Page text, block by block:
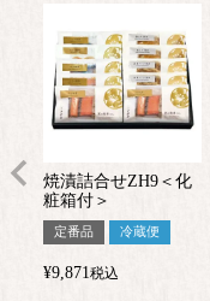
焼漬詰合せZH9＜化
粧箱付＞
定番品 冷蔵便
¥9,871 税込